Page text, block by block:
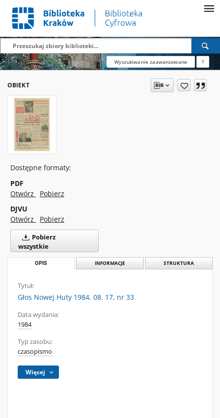
Wyszukiwanie zaawansowane ?
OBIEKT
Dostępne formaty:
PDF
Otwórz
Pobierz
DJVU
Otwórz
Pobierz
Pobierz
wszystkie
OPIS INFORMACJE STRUKTURA
Tytuł:
Głos Nowej Huty 1984. 08. 17, nr 33
Data wydania:
1984
Typ zasobu:
czasopismo
Więcej